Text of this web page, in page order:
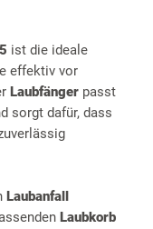
ist die ideale
effektiv vor
Laubfänger passt
sorgt dafür, dass
Laubanfall
Laubkorb